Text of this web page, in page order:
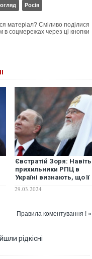
Росія
матеріал? Сміливо поділися
в соцмережах через ці кнопки
Євстратій Зоря: Навіть
прихильники РПЦ в
Україні визнають, що її
29.03.2024
Правила коментування ! »
рідкісні